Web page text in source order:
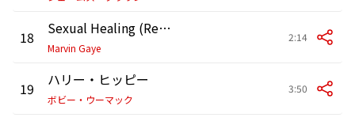
18 Sexual Healing (Rehearsal tape courtesy of David Ritz)
Marvin Gaye
2:14
19 ハリー・ヒッピー
ボビー・ウーマック
3:50